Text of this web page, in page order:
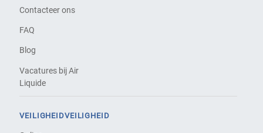
Contacteer ons
FAQ
Blog
Vacatures bij Air
Liquide
VEILIGHEIDVEILIGHEID